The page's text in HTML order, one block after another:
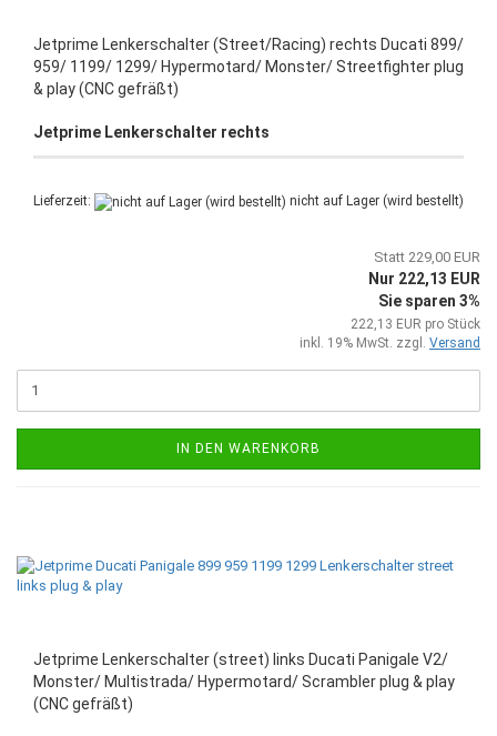
Jetprime Lenkerschalter (Street/Racing) rechts Ducati 899/
959/ 1199/ 1299/ Hypermotard/ Monster/ Streetfighter plug
& play (CNC gefräßt)
Jetprime Lenkerschalter rechts
Lieferzeit: nicht auf Lager (wird bestellt)
Statt 229,00 EUR
Nur 222,13 EUR
Sie sparen 3%
222,13 EUR pro Stück
inkl. 19% MwSt. zzgl. Versand
IN DEN WARENKORB
Jetprime Lenkerschalter (street) links Ducati Panigale V2/
Monster/ Multistrada/ Hypermotard/ Scrambler plug & play
(CNC gefräßt)